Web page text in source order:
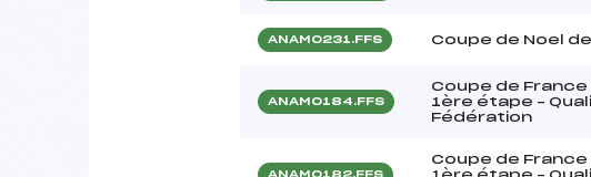
ANAM0231.FFS Coupe de Noel
ANAM0184.FFS
Coupe de
1ère étape –
Fédération
ANAM0182.FFS
Coupe de
1ère étape –